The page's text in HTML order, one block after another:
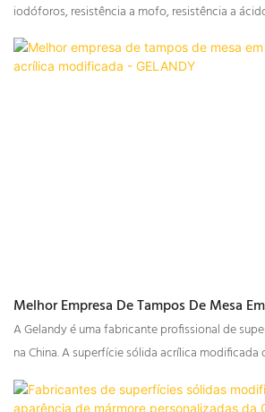
iodóforos, resistência a mofo, resistência a
luminescência e outros efeitos. É aplicável em
laboratórios e sanatórios.
Melhor Empresa De Tampos De Mesa
Acrílica Modificada - GELANDY
A Gelandy é uma fabricante profissional de
na China. A superfície sólida acrílica modificada
através da mistura de pó de hidróxido de
alta qualidade, resultando em uma superfície